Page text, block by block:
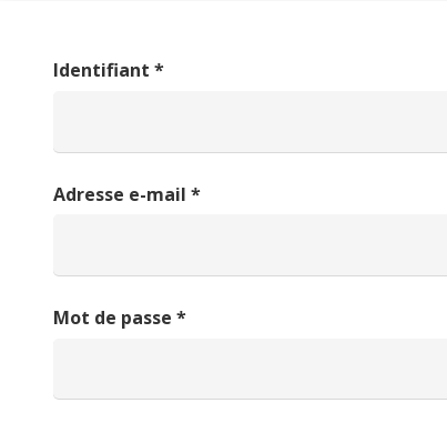
Identifiant *Obligatoire
Adresse e-mail *Obligatoire
Mot de passe *Obligatoire